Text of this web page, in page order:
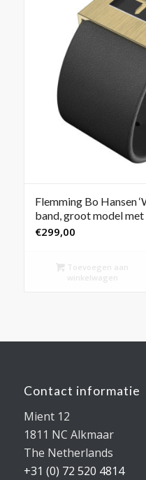
Flemming Bo Hansen
band, groot model
€299,00
Toevoegen aan
winkelwagen
Contact informatie
Mient 12
1811 NC Alkmaar
The Netherlands
+31 (0) 72 520 4814